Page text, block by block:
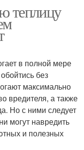
теплицу
в полной мере
без
максимально
вредителя, а также
Но с ними следует
могут навредить
и полезных